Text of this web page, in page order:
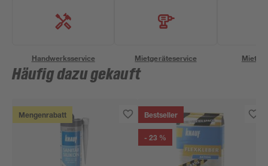
Handwerksservice Mietgeräteservice
Häufig dazu gekauft
Mengenrabatt Bestseller
- 23 %